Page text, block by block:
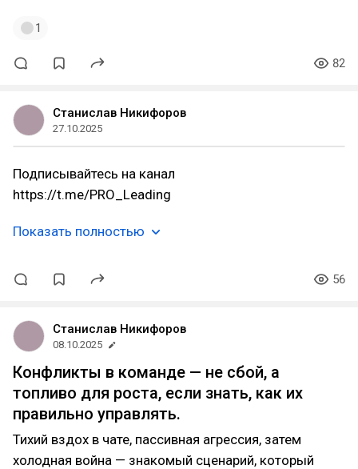
1
82
Станислав Никифоров
27.10.2025
Подписывайтесь на канал
https://t.me/PRO_Leading
Показать полностью
56
Станислав Никифоров
08.10.2025
Конфликты в команде — не сбой, а
топливо для роста, если знать, как их
правильно управлять.
Тихий вздох в чате, пассивная агрессия, затем
холодная война — знакомый сценарий, который